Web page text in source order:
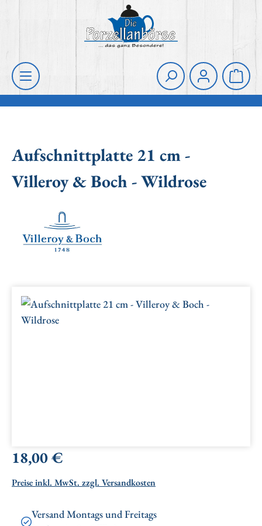
Hauptinhalt springen
Die Porzellanbörse
Aufschnittplatte 21 cm -
Villeroy & Boch - Wildrose
Bildergalerie überspringen
Regulärer Preis:
18,00 €
Preise inkl. MwSt. zzgl. Versandkosten
Versand Montags und Freitags